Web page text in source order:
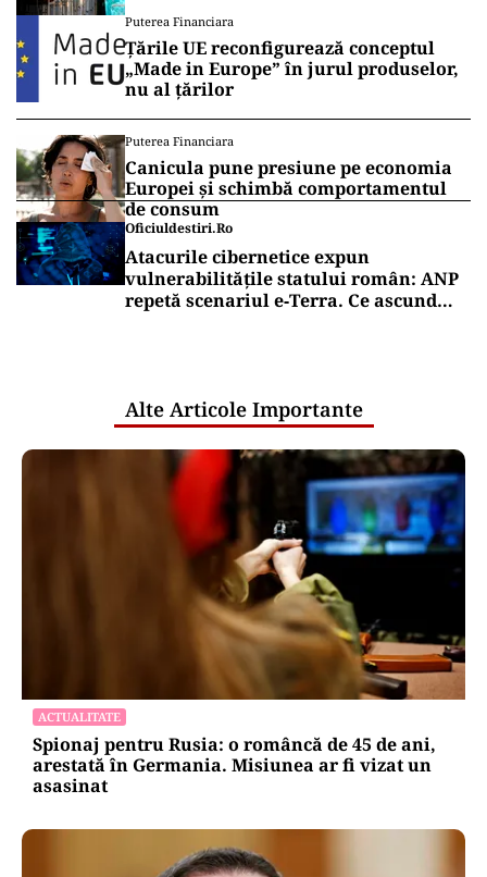
Puterea Financiara
Țările UE reconfigurează conceptul
„Made in Europe” în jurul produselor,
nu al țărilor
Puterea Financiara
Canicula pune presiune pe economia
Europei și schimbă comportamentul
de consum
Oficiuldestiri.ro
Atacurile cibernetice expun
vulnerabilitățile statului român: ANP
repetă scenariul e‑Terra. Ce ascund
Alte Articole Importante
ACTUALITATE
Spionaj pentru Rusia: o româncă de 45 de ani,
arestată în Germania. Misiunea ar fi vizat un
asasinat